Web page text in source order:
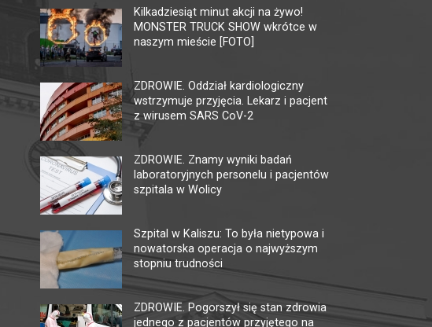
TĘCZA
62-800 Kalisz, ul. 3 Maja 1
tel. + 48 41 267 23 84
multikino.pl
Kilkadziesiąt minut akcji na żywo!
MONSTER TRUCK SHOW wkrótce w
naszym mieście [FOTO]
ZDROWIE. Oddział kardiologiczny
wstrzymuje przyjęcia. Lekarz i pacjent
z wirusem SARS CoV-2
ZDROWIE. Znamy wyniki badań
laboratoryjnych personelu i pacjentów
szpitala w Wolicy
Szpital w Kaliszu: To była nietypowa i
nowatorska operacja o najwyższym
stopniu trudności
ZDROWIE. Pogorszył się stan zdrowia
jednego z pacjentów przyjętego na